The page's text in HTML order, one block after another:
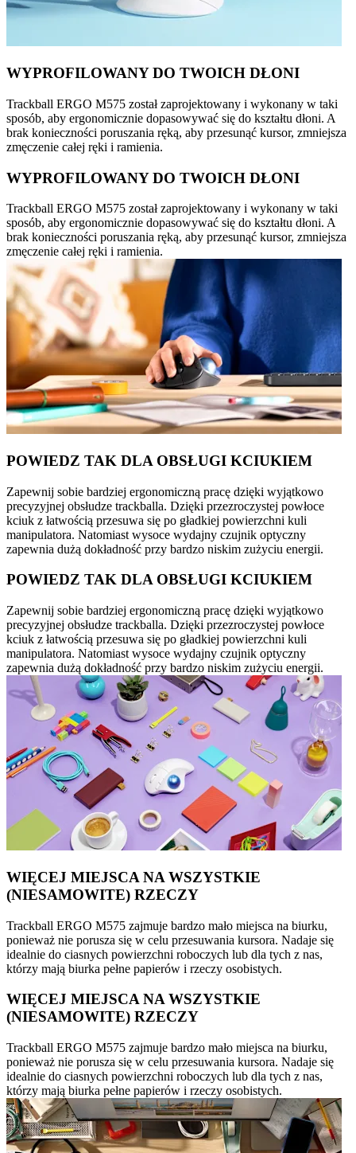
WYPROFILOWANY DO TWOICH DŁONI
Trackball ERGO M575 został zaprojektowany i wykonany w taki
sposób, aby ergonomicznie dopasowywać się do kształtu dłoni. A
brak konieczności poruszania ręką, aby przesunąć kursor, zmniejsza
zmęczenie całej ręki i ramienia.
WYPROFILOWANY DO TWOICH DŁONI
Trackball ERGO M575 został zaprojektowany i wykonany w taki
sposób, aby ergonomicznie dopasowywać się do kształtu dłoni. A
brak konieczności poruszania ręką, aby przesunąć kursor, zmniejsza
zmęczenie całej ręki i ramienia.
POWIEDZ TAK DLA OBSŁUGI KCIUKIEM
Zapewnij sobie bardziej ergonomiczną pracę dzięki wyjątkowo
precyzyjnej obsłudze trackballa. Dzięki przezroczystej powłoce
kciuk z łatwością przesuwa się po gładkiej powierzchni kuli
manipulatora. Natomiast wysoce wydajny czujnik optyczny
zapewnia dużą dokładność przy bardzo niskim zużyciu energii.
POWIEDZ TAK DLA OBSŁUGI KCIUKIEM
Zapewnij sobie bardziej ergonomiczną pracę dzięki wyjątkowo
precyzyjnej obsłudze trackballa. Dzięki przezroczystej powłoce
kciuk z łatwością przesuwa się po gładkiej powierzchni kuli
manipulatora. Natomiast wysoce wydajny czujnik optyczny
zapewnia dużą dokładność przy bardzo niskim zużyciu energii.
WIĘCEJ MIEJSCA NA WSZYSTKIE
(NIESAMOWITE) RZECZY
Trackball ERGO M575 zajmuje bardzo mało miejsca na biurku,
ponieważ nie porusza się w celu przesuwania kursora. Nadaje się
idealnie do ciasnych powierzchni roboczych lub dla tych z nas,
którzy mają biurka pełne papierów i rzeczy osobistych.
WIĘCEJ MIEJSCA NA WSZYSTKIE
(NIESAMOWITE) RZECZY
Trackball ERGO M575 zajmuje bardzo mało miejsca na biurku,
ponieważ nie porusza się w celu przesuwania kursora. Nadaje się
idealnie do ciasnych powierzchni roboczych lub dla tych z nas,
którzy mają biurka pełne papierów i rzeczy osobistych.